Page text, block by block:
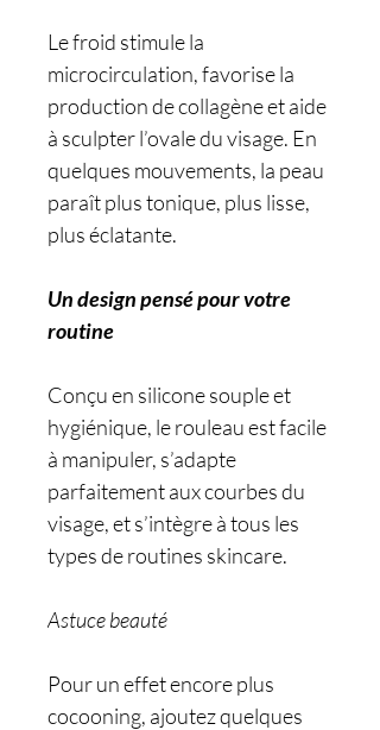
Le froid stimule la
microcirculation, favorise la
production de collagène et aide
à sculpter l’ovale du visage. En
quelques mouvements, la peau
paraît plus tonique, plus lisse,
plus éclatante.
Un design pensé pour votre
routine
Conçu en silicone souple et
hygiénique, le rouleau est facile
à manipuler, s’adapte
parfaitement aux courbes du
visage, et s’intègre à tous les
types de routines skincare.
Astuce beauté
Pour un effet encore plus
cocooning, ajoutez quelques